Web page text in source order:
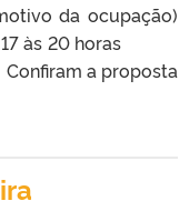
da ocupação)
17 às 20 horas
a proposta